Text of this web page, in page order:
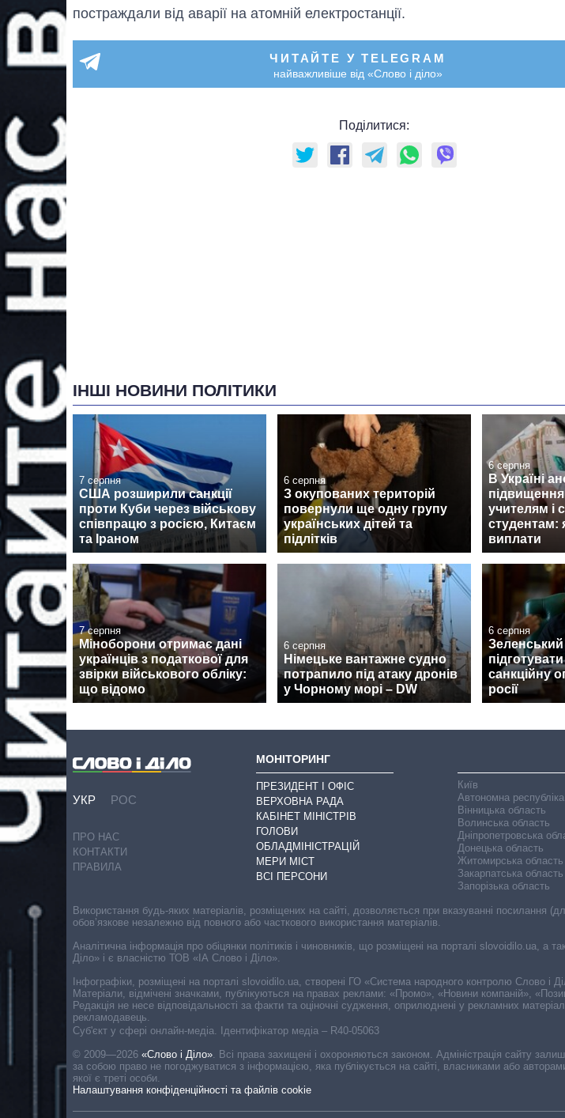
постраждали від аварії на атомній електростанції.
ЧИТАЙТЕ У TELEGRAM
найважливіше від «Слово і діло»
Поділитися:
ІНШІ НОВИНИ ПОЛІТИКИ
7 серпня
США розширили санкції
проти Куби через військову
співпрацю з росією, Китаєм
та Іраном
6 серпня
З окупованих територій
повернули ще одну групу
українських дітей та
підлітків
6 серпня
В Україні
учителям і
студентам:
виплати
7 серпня
Міноборони отримає дані
українців з податкової для
звірки військового обліку:
що відомо
6 серпня
Німецьке вантажне судно
потрапило під атаку дронів
у Чорному морі – DW
6 серпня
санкційну
росії
УКР РОС
ПРО НАС
КОНТАКТИ
ПРАВИЛА
МОНІТОРИНГ
ПРЕЗИДЕНТ І ОФІС
ВЕРХОВНА РАДА
КАБІНЕТ МІНІСТРІВ
ГОЛОВИ
ОБЛАДМІНІСТРАЦІЙ
МЕРИ МІСТ
ВСІ ПЕРСОНИ
Київ
Автономна
Вінницька область
Волинська область
Дніпропетровська
Донецька область
Житомирська область
Закарпатська область
Запорізька область
Cуб'єкт у сфері онлайн-медіа. Ідентифікатор медіа – R40-05063
© 2009—2026 «Слово і Діло». Всі права захищені і охороняються законом. Адміністрація сайту
за собою право не погоджуватися з інформацією, яка публікується на сайті, власниками або
якої є треті особи.
Налаштування конфіденційності та файлів cookie
Використання будь-яких матеріалів, розміщених на сайті, дозволяється при вказуванні посилання
обов’язкове незалежно від повного або часткового використання матеріалів.
Аналітична інформація про обіцянки політиків і чиновників, що розміщені на порталі slovoidilo.ua,
Діло» і є власністю ТОВ «ІА Слово і Діло».
Інфографіки, розміщені на порталі slovoidilo.ua, створені ГО «Система народного контролю Слово і
Матеріали, відмічені значками, публікуються на правах реклами: «Промо», «Новини компаній»,
Редакція не несе відповідальності за факти та оціночні судження, оприлюднені у рекламних
рекламодавець.